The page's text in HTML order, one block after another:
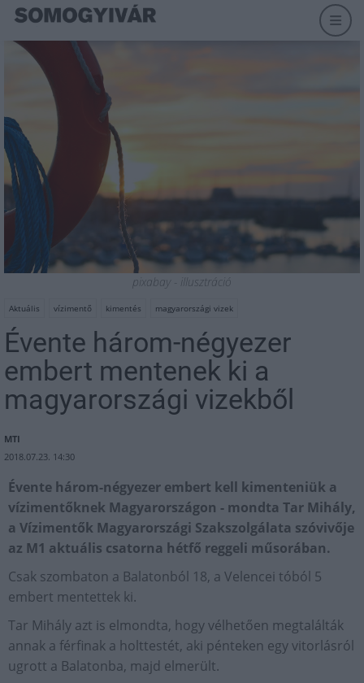
pixabay - illusztráció
Aktuális vízimentő kimentés magyarországi vizek
Évente három-négyezer
embert mentenek ki a
magyarországi vizekből
MTI
2018.07.23. 14:30
Évente három-négyezer embert kell kimenteniük a
vízimentőknek Magyarországon - mondta Tar Mihály,
a Vízimentők Magyarországi Szakszolgálata szóvivője
az M1 aktuális csatorna hétfő reggeli műsorában.
Csak szombaton a Balatonból 18, a Velencei tóból 5
embert mentettek ki.
Tar Mihály azt is elmondta, hogy vélhetően megtalálták
annak a férfinak a holttestét, aki pénteken egy vitorlásról
ugrott a Balatonba, majd elmerült.